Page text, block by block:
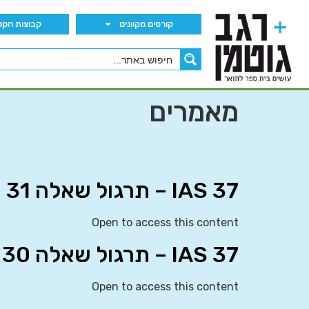
קורסים מקוונים קבוצות הWhatsApp
מאמרים
IAS 37 – תרגול שאלה 31
Open to access this content
IAS 37 – תרגול שאלה 30
Open to access this content